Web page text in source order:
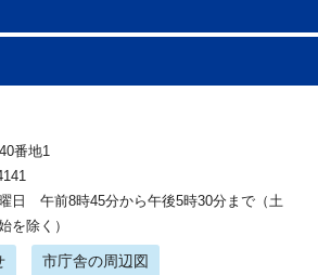
番地1
日 午前8時45分から午後5時30分まで（土
を除く）
市庁舎の周辺図